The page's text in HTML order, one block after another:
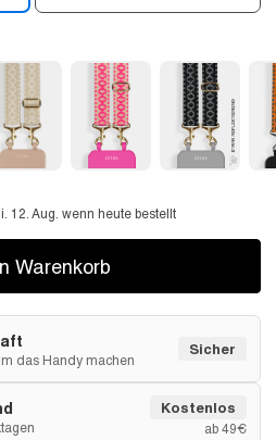
12. Aug. wenn heute bestellt
Warenkorb
das Handy machen
Sicher
Kostenlos
ab 49€